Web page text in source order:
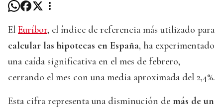
El Euríbor, el índice de referencia más utilizado para
calcular las hipotecas en España, ha experimentado
una caída significativa en el mes de febrero,
cerrando el mes con una media aproximada del 2,4%.
Esta cifra representa una disminución de más de un